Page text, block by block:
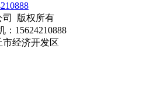
司 版权所有
：15624210888
经济开发区